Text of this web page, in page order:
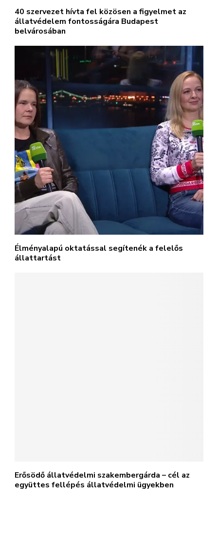
40 szervezet hívta fel közösen a figyelmet az
állatvédelem fontosságára Budapest
belvárosában
Élményalapú oktatással segítenék a felelős
állattartást
Erősödő állatvédelmi szakembergárda – cél az
együttes fellépés állatvédelmi ügyekben